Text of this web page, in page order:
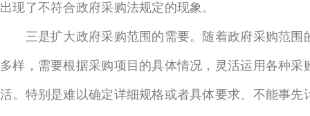
出现了不符合政府采购法规定的现象。
三是扩大政府采购范围的需要。随着政府采购范围
多样，需要根据采购项目的具体情况，灵活运用各种
活。特别是难以确定详细规格或者具体要求、不能事